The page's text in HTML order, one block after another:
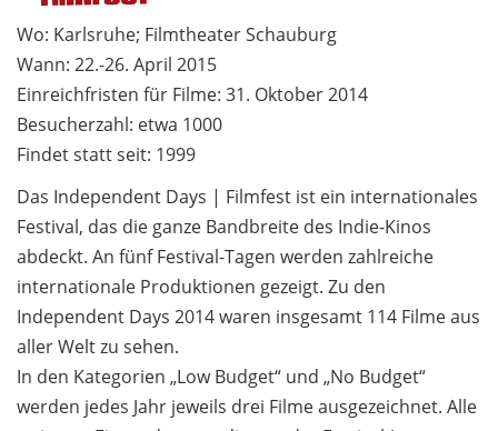
Wo: Karlsruhe; Filmtheater Schauburg
Wann: 22.-26. April 2015
Einreichfristen für Filme: 31. Oktober 2014
Besucherzahl: etwa 1000
Findet statt seit: 1999
Das Independent Days | Filmfest ist ein internationales
Festival, das die ganze Bandbreite des Indie-Kinos
abdeckt. An fünf Festival-Tagen werden zahlreiche
internationale Produktionen gezeigt. Zu den
Independent Days 2014 waren insgesamt 114 Filme aus
aller Welt zu sehen.
In den Kategorien „Low Budget“ und „No Budget“
werden jedes Jahr jeweils drei Filme ausgezeichnet. Alle